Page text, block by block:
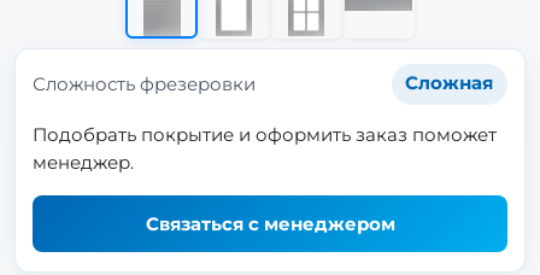
Сложность фрезеровки Сложная
Подобрать покрытие и оформить заказ поможет
менеджер.
Связаться с менеджером